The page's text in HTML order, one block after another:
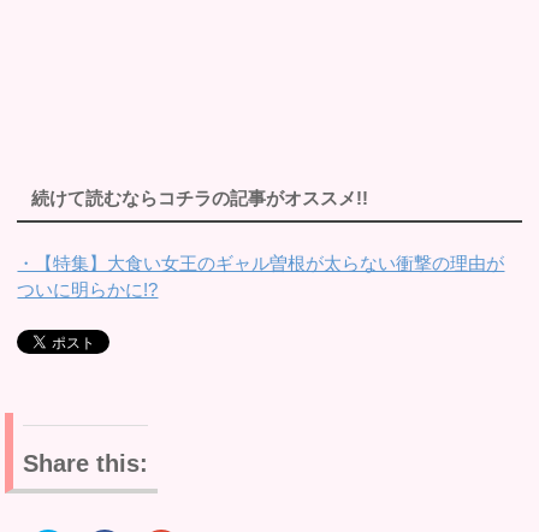
続けて読むならコチラの記事がオススメ!!
・【特集】大食い女王のギャル曽根が太らない衝撃の理由が
ついに明らかに!?
Share this: